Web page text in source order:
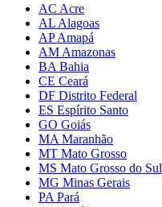
AC Acre
AL Alagoas
AP Amapá
AM Amazonas
BA Bahia
CE Ceará
DF Distrito Federal
ES Espírito Santo
GO Goiás
MA Maranhão
MT Mato Grosso
MS Mato Grosso do Sul
MG Minas Gerais
PA Pará